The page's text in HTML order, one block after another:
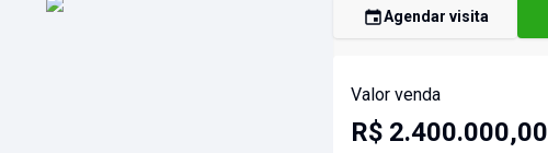
Agendar visita
Valor venda
R$ 2.400.000,00